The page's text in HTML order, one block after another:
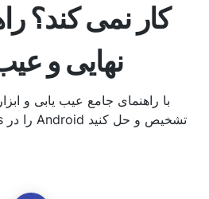
کار نمی کند؟
نهایی و
با راهنمای جامع عیب یابی و
مشکلات دوربین Teams را در Android تشخیص و حل کنید